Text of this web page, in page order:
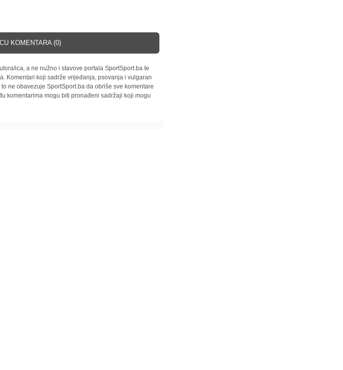
KOMENTARA (0)
ica, a ne nužno i stavove portala SportSport.ba te
Komentari koji sadrže vrijeđanja, psovanja i vulgaran
ne obavezuje SportSport.ba da obriše sve komentare
komentarima mogu biti pronađeni sadržaji koji mogu